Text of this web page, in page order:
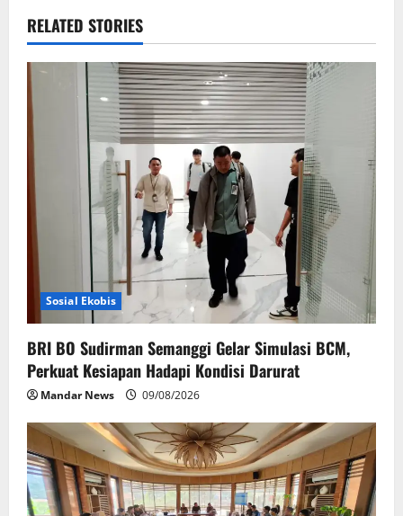
v
i
g
a
t
o
RELATED STORIES
Sosial Ekobis
BRI BO Sudirman Semanggi Gelar Simulasi BCM,
Perkuat Kesiapan Hadapi Kondisi Darurat
Mandar News 09/08/2026